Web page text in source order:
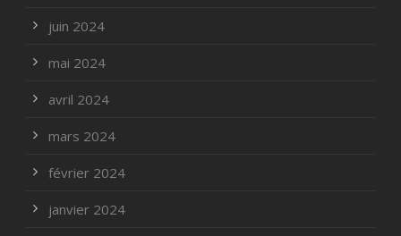
juin 2024
mai 2024
avril 2024
mars 2024
février 2024
janvier 2024